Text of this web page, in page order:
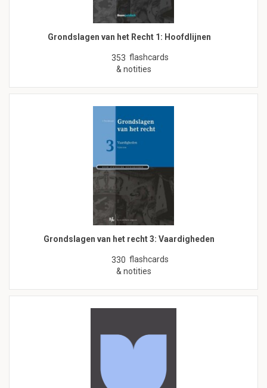
Grondslagen van het Recht 1: Hoofdlijnen
353 flashcards
& notities
Grondslagen van het recht 3: Vaardigheden
330 flashcards
& notities